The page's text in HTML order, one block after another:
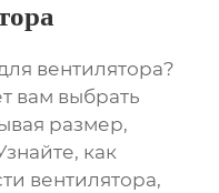
вентилятора?
вам выбрать
размер,
как
вентилятора,